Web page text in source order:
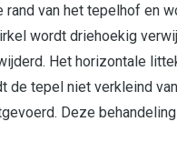
van het tepelhof en
wordt driehoekig
Het horizontale
tepel niet verkleind
Deze